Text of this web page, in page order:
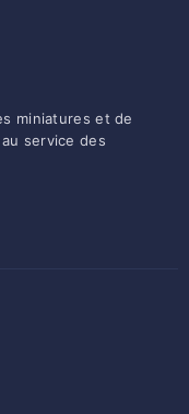
miniatures et de
service des